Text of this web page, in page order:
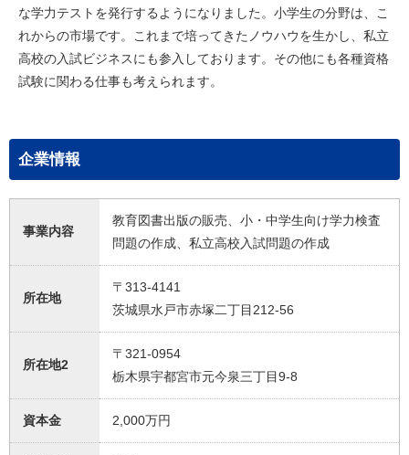
な学力テストを発行するようになりました。小学生の分野は、こ
れからの市場です。これまで培ってきたノウハウを生かし、私立
高校の入試ビジネスにも参入しております。その他にも各種資格
試験に関わる仕事も考えられます。
企業情報
事業内容
教育図書出版の販売、小・中学生向け学力検査
問題の作成、私立高校入試問題の作成
所在地
〒313-4141
茨城県水戸市赤塚二丁目212-56
所在地2
〒321-0954
栃木県宇都宮市元今泉三丁目9-8
資本金 2,000万円